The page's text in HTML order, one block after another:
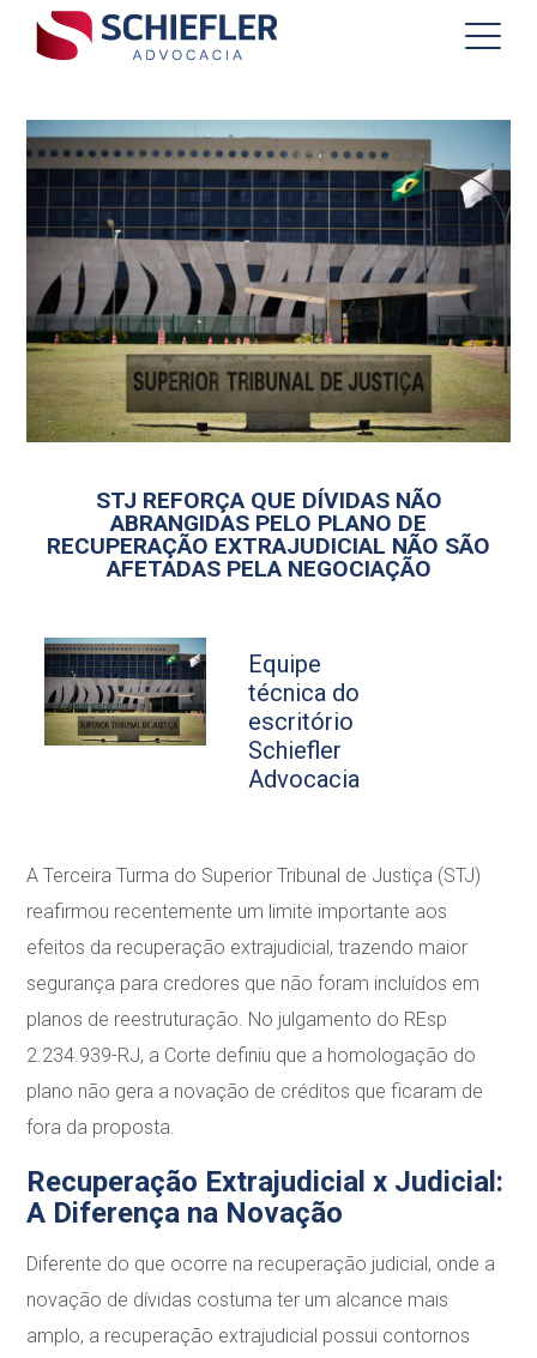
STJ REFORÇA QUE DÍVIDAS NÃO
ABRANGIDAS PELO PLANO DE
RECUPERAÇÃO EXTRAJUDICIAL NÃO SÃO
AFETADAS PELA NEGOCIAÇÃO
Equipe
técnica do
escritório
Schiefler
Advocacia
A Terceira Turma do Superior Tribunal de Justiça (STJ)
reafirmou recentemente um limite importante aos
efeitos da recuperação extrajudicial, trazendo maior
segurança para credores que não foram incluídos em
planos de reestruturação. No julgamento do REsp
2.234.939-RJ, a Corte definiu que a homologação do
plano não gera a novação de créditos que ficaram de
fora da proposta.
Recuperação Extrajudicial x Judicial:
A Diferença na Novação
Diferente do que ocorre na recuperação judicial, onde a
novação de dívidas costuma ter um alcance mais
amplo, a recuperação extrajudicial possui contornos